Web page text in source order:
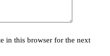
in this browser for the next